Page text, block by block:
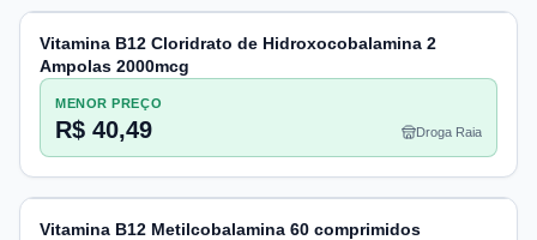
Vitamina B12 Cloridrato de Hidroxocobalamina 2
Ampolas 2000mcg
MENOR PREÇO
R$ 40,49 Droga Raia
Vitamina B12 Metilcobalamina 60 comprimidos